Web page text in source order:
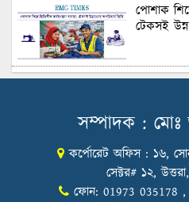
পোশাক
টেকসই
শুল্কের
Honoring
Fashion
2026
সম্পাদক :
কর্পোরেট অফিস : ১৬,
সেক্টর# ১২,
ফোন: 01973 035178 ,